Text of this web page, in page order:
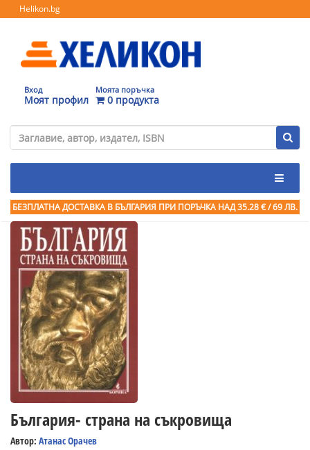
Helikon.bg
Вход
Моят профил
Моята поръчка
0 продукта
БЕЗПЛАТНА ДОСТАВКА В БЪЛГАРИЯ ПРИ ПОРЪЧКА НАД 35.28 € / 69 ЛВ.
България- страна на съкровища
Автор: Атанас Орачев